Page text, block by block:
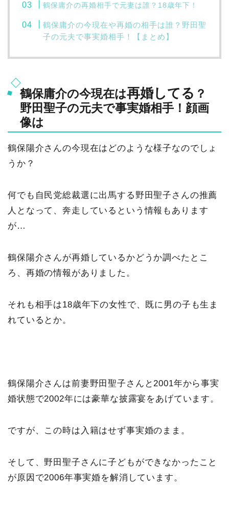
鶴保庸介の再婚相手で元妻は誰？18歳年下！
鶴保庸介の今現在や再婚の相手は誰？野田聖
子の元夫で事実婚相手！【まとめ】
鶴保庸介の今現在は再婚してる ？
野田聖子の元夫で事実婚相手！顔画
像は
鶴保陽介さんの今現在はどのような様子なのでしょ
うか？
何でも自民党総裁選に出馬する野田聖子さんの推薦
人となって、奔走しているという情報もあります
が…
鶴保陽介さんが再婚しているかどうか調べたとこ
ろ、再婚の情報がありました。
それも相手は18歳年下の女性で、既に男の子も生ま
れているとか。
鶴保陽介さんは前妻野田聖子さんと2001年から事実
婚状態で2002年には豪華な披露宴をあげています。
ですが、この時は入籍はせず事実婚のまま。
そして、野田聖子さんに子どもができなかったこと
が原因で2006年事実婚を解消しています。